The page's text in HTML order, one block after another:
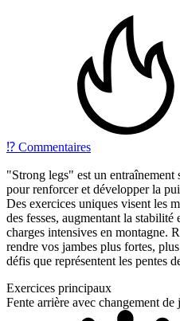
⁉️ Commentaires
"Strong legs" est un entraînement
pour renforcer et développer la
Des exercices uniques visent les
des fesses, augmentant la stabilité
charges intensives en montagne.
rendre vos jambes plus fortes,
défis que représentent les pentes
Exercices principaux
Fente arrière avec changement de